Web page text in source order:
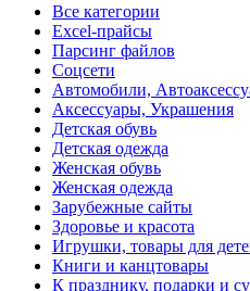
Все категории
Excel-прайсы
Парсинг файлов
Соцсети
Автомобили,
Аксессуары, Украшения
Детская обувь
Детская одежда
Женская обувь
Женская одежда
Зарубежные сайты
Здоровье и красота
Игрушки, товары для
Книги и канцтовары
К празднику, подарки и